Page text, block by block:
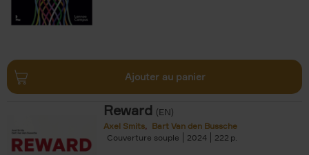
Ajouter au panier
Reward (EN)
Axel Smits
Bart Van den Bussche
Couverture souple
2024 222